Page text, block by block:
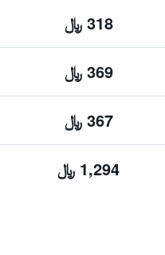
318 ﷼
369 ﷼
367 ﷼
1,294 ﷼